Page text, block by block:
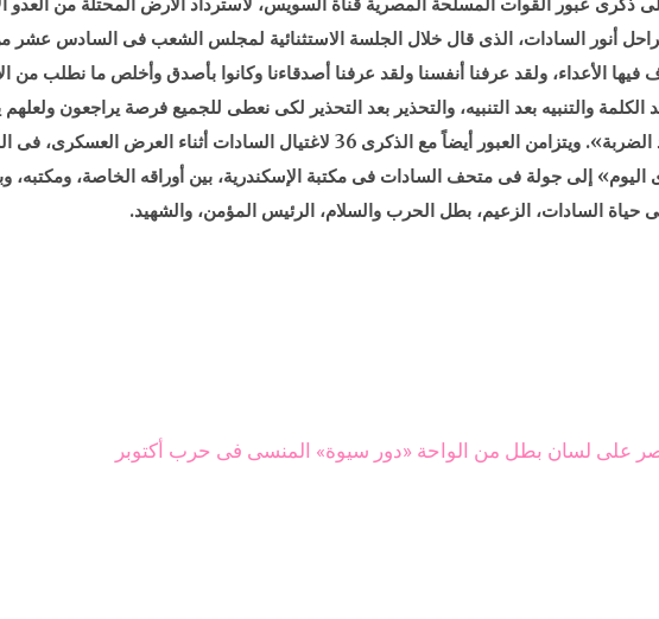
أنور السادات، الذى قال خلال الجلسة الاستثنائية لمجلس الشعب فى السادس
فيها الأعداء، ولقد عرفنا أنفسنا ولقد عرفنا أصدقاءنا وكانوا بأصدق وأخلص ما نطلب من
الكلمة والتنبيه بعد التنبيه، والتحذير بعد التحذير لكى نعطى للجميع فرصة يراجعون ولعلهم
إلى جولة فى متحف السادات فى مكتبة الإسكندرية، بين أوراقه الخاصة، ومكتبه،
السادات، الزعيم، بطل الحرب والسلام، الرئيس المؤمن، والشهيد.
على لسان بطل من الواحة «دور سيوة» المنسى فى حرب أكتوبر